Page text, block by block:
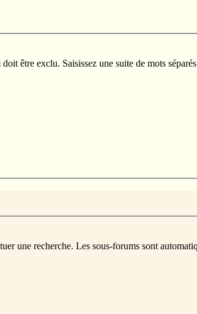
être exclu. Saisissez une suite de mots
une recherche. Les sous-forums sont